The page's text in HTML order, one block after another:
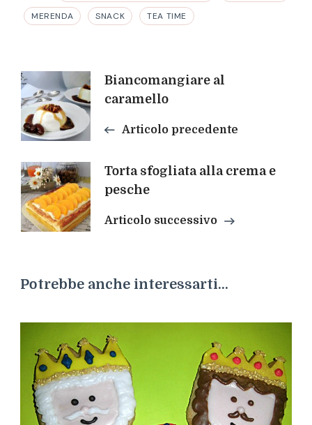
MERENDA SNACK TEA TIME
Navigazione
articoli
Biancomangiare al
caramello
Articolo precedente
Torta sfogliata alla crema e
pesche
Articolo successivo
Potrebbe anche interessarti...